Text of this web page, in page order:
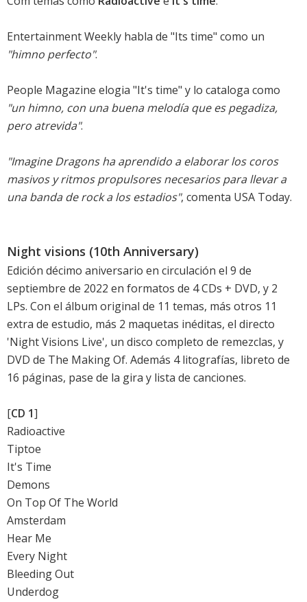
Entertainment Weekly habla de "Its time" como un
"himno perfecto".
People Magazine elogia "It's time" y lo cataloga como
"un himno, con una buena melodía que es pegadiza,
pero atrevida".
"Imagine Dragons ha aprendido a elaborar los coros
masivos y ritmos propulsores necesarios para llevar a
una banda de rock a los estadios", comenta USA Today.
Night visions (10th Anniversary)
Edición décimo aniversario en circulación el 9 de
septiembre de 2022 en formatos de 4 CDs + DVD, y 2
LPs. Con el álbum original de 11 temas, más otros 11
extra de estudio, más 2 maquetas inéditas, el directo
'Night Visions Live', un disco completo de remezclas, y
DVD de The Making Of. Además 4 litografías, libreto de
16 páginas, pase de la gira y lista de canciones.
[CD 1]
Radioactive
Tiptoe
It's Time
Demons
On Top Of The World
Amsterdam
Hear Me
Every Night
Bleeding Out
Underdog